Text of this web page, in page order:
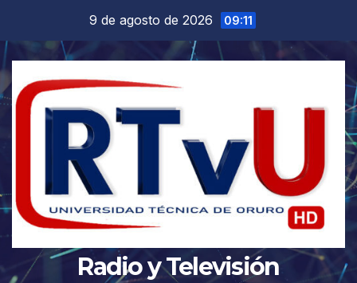
contenido
9 de agosto de 2026 09:11
Radio y Televisión